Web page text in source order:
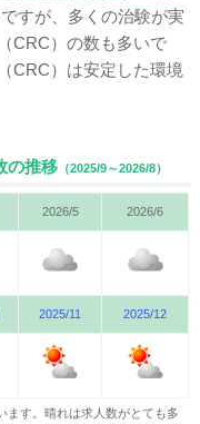
すが、多くの治験が実
CRC）の数も多いで
CRC）は安定した環境
の推移 （2025/9～2026/8）
2026/5 2026/6
2025/11 2025/12
す。晴れは求人数がとても多